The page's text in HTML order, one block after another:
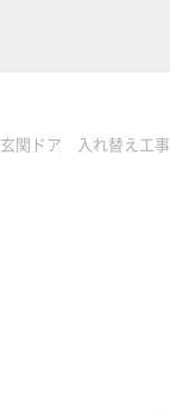
玄関ドア 入れ替え工事